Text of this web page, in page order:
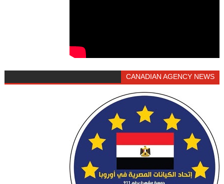
CANADIAN AGENCY NEWS